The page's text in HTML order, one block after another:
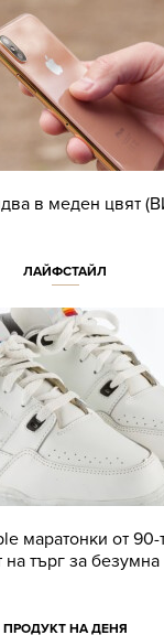
в меден цвят
ЛАЙФСТАЙЛ
маратонки от 90-
на търг за
ПРОДУКТ НА ДЕНЯ